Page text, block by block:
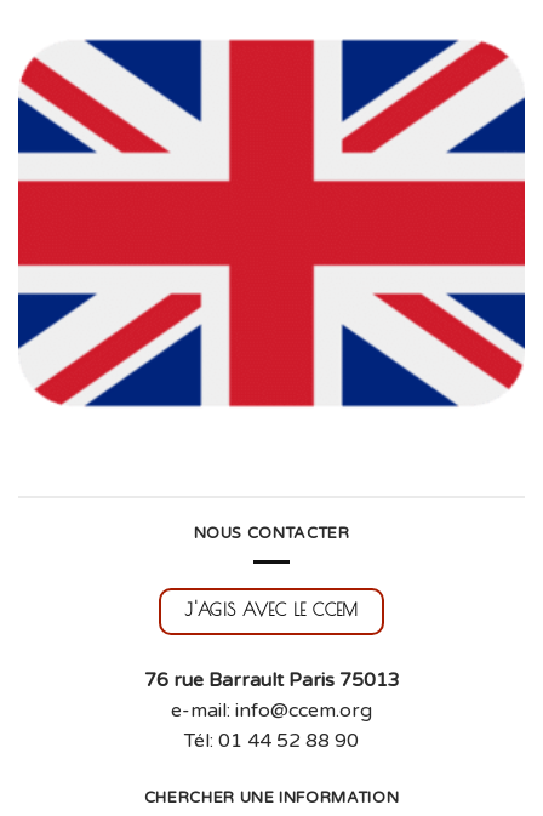
NOUS CONTACTER
J'AGIS AVEC LE CCEM
76 rue Barrault Paris 75013
e-mail: info@ccem.org
Tél: 01 44 52 88 90
CHERCHER UNE INFORMATION